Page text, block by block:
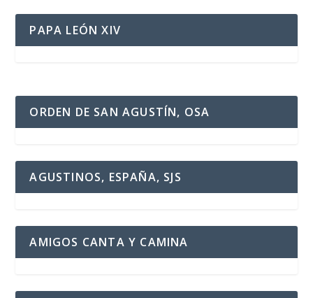
PAPA LEÓN XIV
ORDEN DE SAN AGUSTÍN, OSA
AGUSTINOS, ESPAÑA, SJS
AMIGOS CANTA Y CAMINA